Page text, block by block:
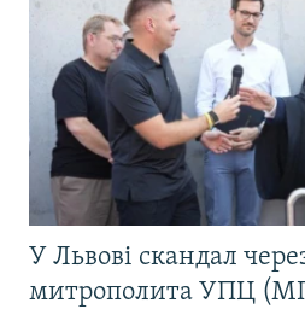
У Львові скандал
митрополита УПЦ